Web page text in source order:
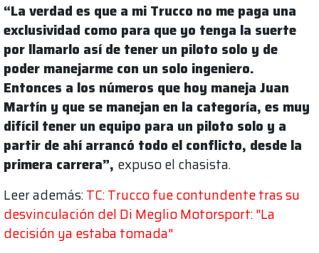
“La verdad es que a mi Trucco no me paga una
exclusividad como para que yo tenga la suerte
por llamarlo así de tener un piloto solo y de
poder manejarme con un solo ingeniero.
Entonces a los números que hoy maneja Juan
Martín y que se manejan en la categoría, es muy
difícil tener un equipo para un piloto solo y a
partir de ahí arrancó todo el conflicto, desde la
primera carrera”, expuso el chasista.
Leer además:TC: Trucco fue contundente tras su
desvinculación del Di Meglio Motorsport: "La
decisión ya estaba tomada"